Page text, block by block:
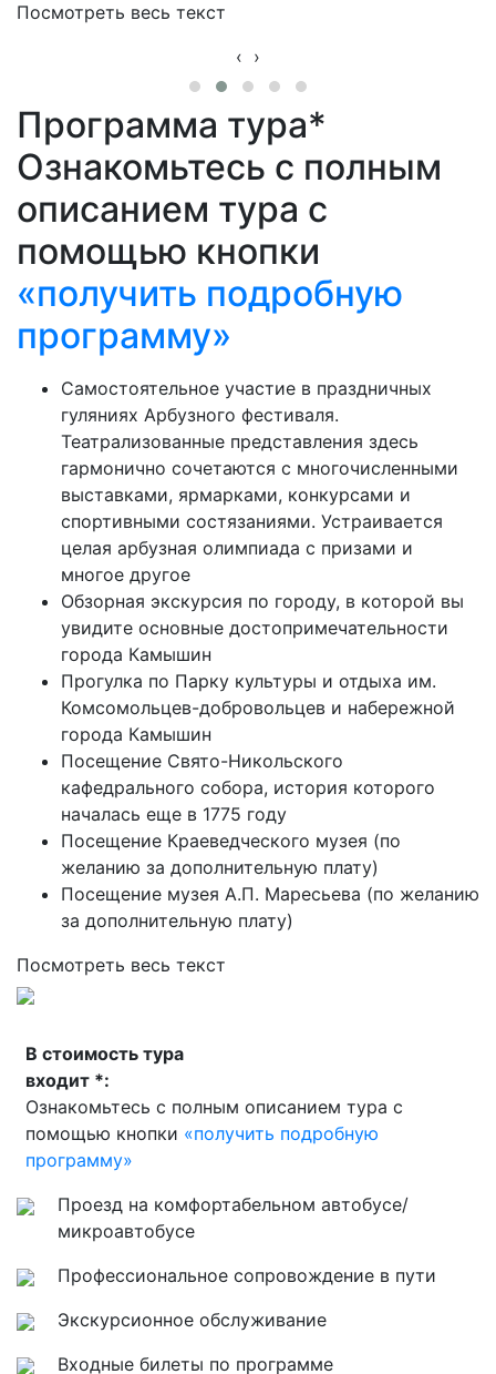
Посмотреть весь текст
‹ ›
Программа тура*
Ознакомьтесь с полным
описанием тура с
помощью кнопки
«получить подробную
программу»
Самостоятельное участие в праздничных
гуляниях Арбузного фестиваля.
Театрализованные представления здесь
гармонично сочетаются с многочисленными
выставками, ярмарками, конкурсами и
спортивными состязаниями. Устраивается
целая арбузная олимпиада с призами и
многое другое
Обзорная экскурсия по городу, в которой вы
увидите основные достопримечательности
города Камышин
Прогулка по Парку культуры и отдыха им.
Комсомольцев-добровольцев и набережной
города Камышин
Посещение Свято-Никольского
кафедрального собора, история которого
началась еще в 1775 году
Посещение Краеведческого музея (по
желанию за дополнительную плату)
Посещение музея А.П. Маресьева (по желанию
за дополнительную плату)
Посмотреть весь текст
В стоимость тура
входит *:
Ознакомьтесь с полным описанием тура с
помощью кнопки «получить подробную
программу»
Проезд на комфортабельном автобусе/
микроавтобусе
Профессиональное сопровождение в пути
Экскурсионное обслуживание
Входные билеты по программе